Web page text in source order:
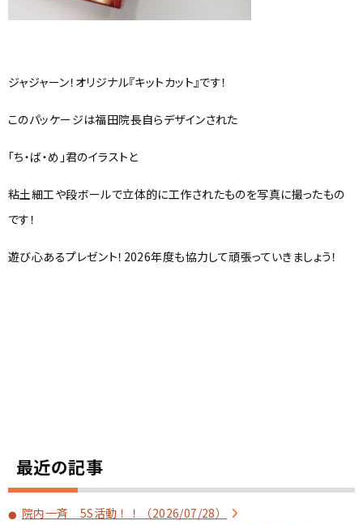
ジャジャーン！オリジナル『キットカット』です！
このパッケージは福田院長自らデザインされた
「ち・ば・め」君のイラストと
粘土細工や段ボールで立体的に工作されたものを写真に撮ったもの
です！
遊び心あるプレゼント！2026年度も協力して頑張っていきましょう！
最近の記事
院内一斉 5S活動！！（2026/07/28）